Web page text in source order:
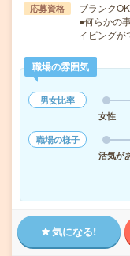
応募資格
ブランク
●何らかの
イピング
職場の雰囲気
男女比率
女性
職場の様子
活気が
気になる!